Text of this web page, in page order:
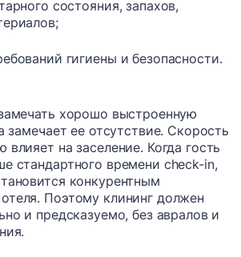
состояния, запахов,
гигиены и безопасности.
хорошо выстроенную
замечает ее отсутствие. Скорость
на заселение. Когда гость
стандартного времени check-in,
конкурентным
Поэтому клининг должен
и предсказуемо, без авралов и